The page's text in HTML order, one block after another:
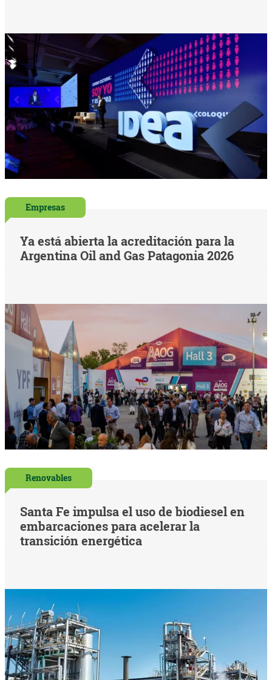
Empresas
Ya está abierta la acreditación para la
Argentina Oil and Gas Patagonia 2026
Renovables
Santa Fe impulsa el uso de biodiesel en
embarcaciones para acelerar la
transición energética